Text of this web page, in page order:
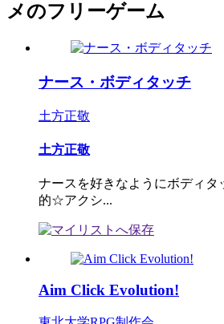
メのフリーゲーム
ナース・ボディタッチ
土方正敬
土方正敬
ナースを好きなようにボディタ
的☆アクシ...
Aim Click Evolution!